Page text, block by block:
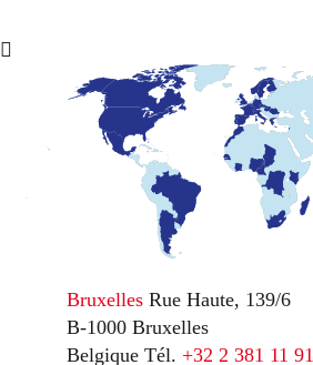
Bruxelles Rue Haute, 139/6
B-1000 Bruxelles
Belgique Tél. +32 2 381 11 91